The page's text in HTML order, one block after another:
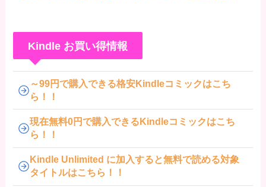
Kindle お買い得情報
～99円で購入できる格安Kindleコミックはこち
ら！！
現在無料0円で購入できるKindleコミックはこち
ら！！
Kindle Unlimited に加入すると無料で読める対象
タイトルはこちら！！